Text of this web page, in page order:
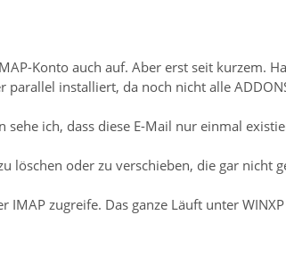
Konto auch auf. Aber erst seit kurzem.
installiert, da noch nicht alle
ich, dass diese E-Mail nur einmal
löschen oder zu verschieben, die gar nicht
zugreife. Das ganze Läuft unter WINXP